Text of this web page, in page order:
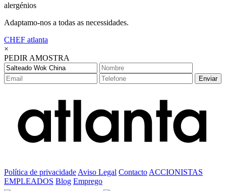
alergénios
Adaptamo-nos a todas as necessidades.
CHEF atlanta
×
PEDIR AMOSTRA
Enviar
Política de privacidade Aviso Legal Contacto ACCIONISTAS
EMPLEADOS Blog Emprego